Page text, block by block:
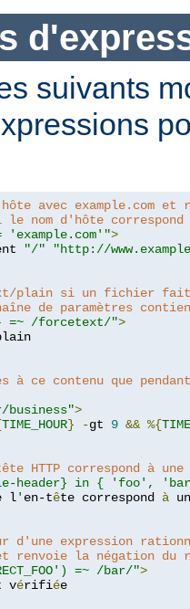
suivants
avec example.com
le nom d'hôte correspond
'example.com'">
"/"
"http://
plain si un fichier
de paramètres
=~ /forcetext/">
ce contenu que
business">
TIME_HOUR} -gt 9 && %{
HTTP correspond à
header} in { 'foo',
l' en-tête correspond à
d'une expression
renvoie la négation du
=~ /bar/">
vérifié